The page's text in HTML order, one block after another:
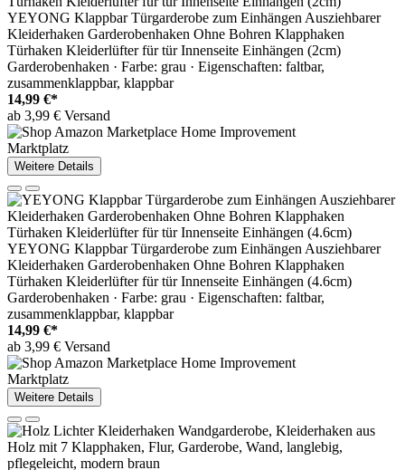
YEYONG Klappbar Türgarderobe zum Einhängen Ausziehbarer
Kleiderhaken Garderobenhaken Ohne Bohren Klapphaken
Türhaken Kleiderlüfter für tür Innenseite Einhängen (2cm)
Garderobenhaken · Farbe: grau · Eigenschaften: faltbar,
zusammenklappbar, klappbar
14,99 €*
ab 3,99 € Versand
Marktplatz
Weitere Details
YEYONG Klappbar Türgarderobe zum Einhängen Ausziehbarer
Kleiderhaken Garderobenhaken Ohne Bohren Klapphaken
Türhaken Kleiderlüfter für tür Innenseite Einhängen (4.6cm)
Garderobenhaken · Farbe: grau · Eigenschaften: faltbar,
zusammenklappbar, klappbar
14,99 €*
ab 3,99 € Versand
Marktplatz
Weitere Details